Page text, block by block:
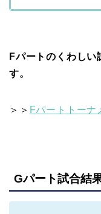
Fパートのくわしい
す。
＞＞ Fパートトーナ
Gパート試合結